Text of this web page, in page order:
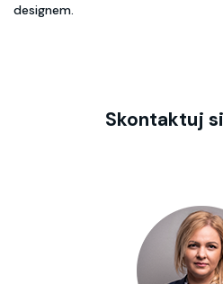
designem.
Skontaktuj